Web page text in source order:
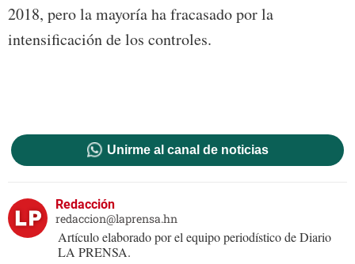
2018, pero la mayoría ha fracasado por la
intensificación de los controles.
Unirme al canal de noticias
Redacción
redaccion@laprensa.hn
Artículo elaborado por el equipo periodístico de Diario
LA PRENSA.